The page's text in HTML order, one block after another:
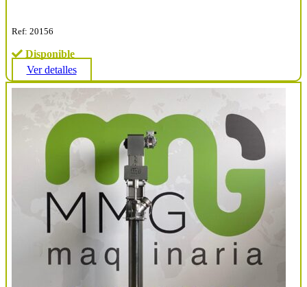
Ref: 20156
Disponible
Ver detalles